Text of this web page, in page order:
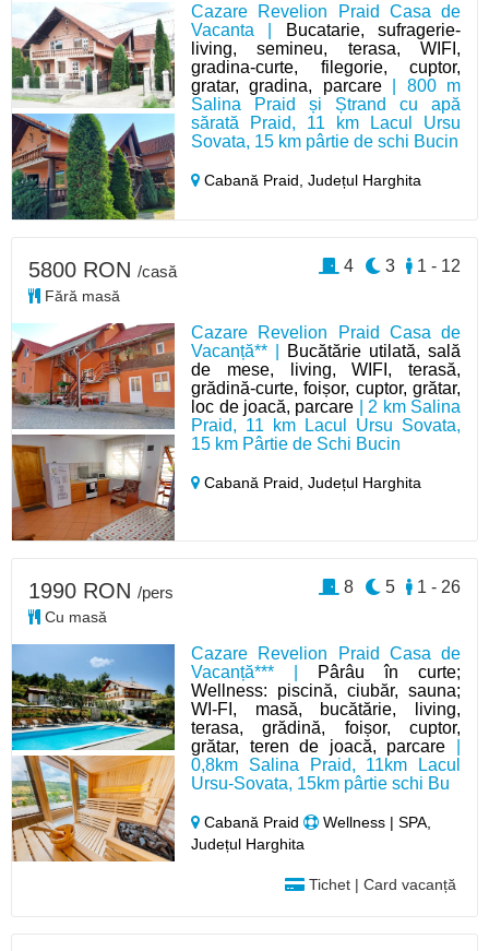
Cazare Revelion Praid Casa de
Vacanta |
Bucatarie, sufragerie-
living, semineu, terasa, WIFI,
gradina-curte, filegorie, cuptor,
gratar, gradina, parcare| 800 m
Salina Praid și Ștrand cu apă
sărată Praid, 11 km Lacul Ursu
Sovata, 15 km pârtie de schi Bucin
Cabană Praid,Județul Harghita
Cazare Revelion Praid Casa de
Vacanță** |
Bucătărie utilată, sală
de mese, living, WIFI, terasă,
grădină-curte, foișor, cuptor, grătar,
loc de joacă, parcare | 2 km Salina
Praid, 11 km Lacul Ursu Sovata,
15 km Pârtie de Schi Bucin
Cabană Praid,Județul Harghita
5800 RON /casă
Fără masă
1 - 12
3
4
Cazare Revelion Praid Casa de
Vacanță*** |
Pârâu în curte;
Wellness: piscină, ciubăr, sauna;
WI-FI, masă, bucătărie, living,
terasa, grădină, foișor, cuptor,
grătar, teren de joacă, parcare
0,8km Salina Praid, 11km Lacul
Ursu-Sovata, 15km pârtie schi Bu
Cabană Praid
Wellness | SPA,
Județul Harghita
Tichet | Card vacanță
1990 RON /pers
Cu masă
1 - 26
5
8